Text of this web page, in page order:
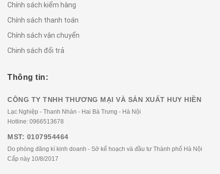
Chính sách kiểm hàng
Chính sách thanh toán
Chính sách vận chuyển
Chinh sách đổi trả
Thông tin:
CÔNG TY TNHH THƯƠNG MẠI VÀ SẢN XUẤT HUY HIỀN
Lạc Nghiệp - Thanh Nhàn - Hai Bà Trưng - Hà Nội
Hotline: 0966513678
MST: 0107954464
Do phòng đăng kí kinh doanh - Sở kế hoạch và đầu tư Thành phố Hà Nội
Cấp này 10/8/2017